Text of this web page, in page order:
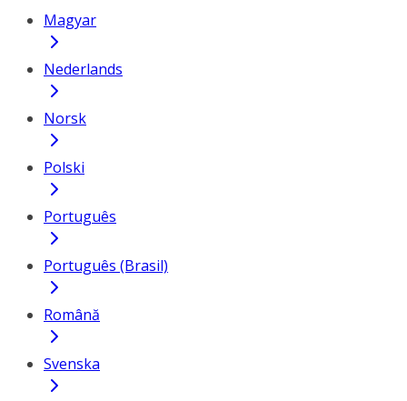
Magyar
Nederlands
Norsk
Polski
Português
Português (Brasil)
Română
Svenska